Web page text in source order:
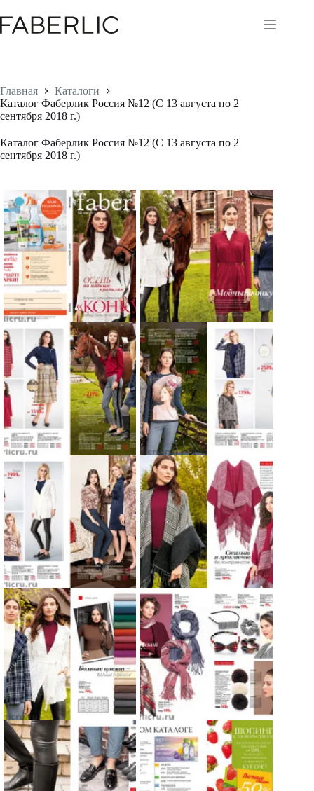
к
сути
Главная
Каталоги
Каталог Фаберлик Россия №12 (С 13 августа по 2
сентября 2018 г.)
Каталог Фаберлик Россия №12 (С 13 августа по 2
сентября 2018 г.)